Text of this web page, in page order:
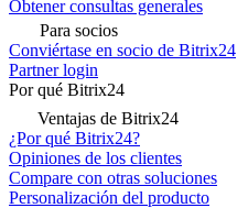
Obtener consultas generales
Para socios
Conviértase en socio de Bitrix24
Partner login
Por qué Bitrix24
Ventajas de Bitrix24
¿Por qué Bitrix24?
Opiniones de los clientes
Compare con otras soluciones
Personalización del producto